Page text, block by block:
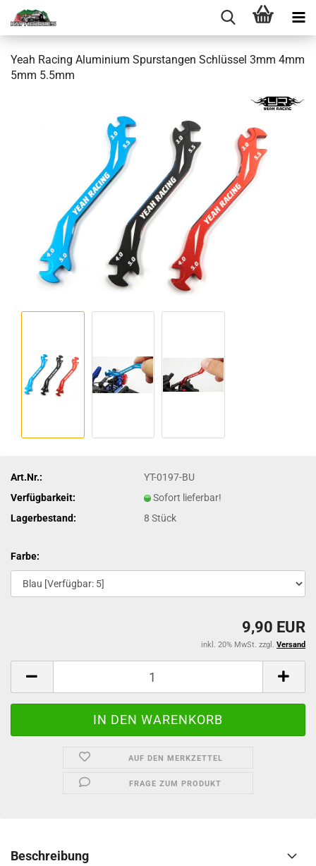
Yeah Racing Aluminium Spurstangen Schlüssel 3mm 4mm
5mm 5.5mm
Art.Nr.:
YT-0197-BU
Verfügbarkeit:
Sofort lieferbar!
Lagerbestand:
8Stück
Farbe:
9,90 EUR
inkl. 20% MwSt. zzgl. Versand
AUF DEN MERKZETTEL
FRAGE ZUM PRODUKT
Beschreibung